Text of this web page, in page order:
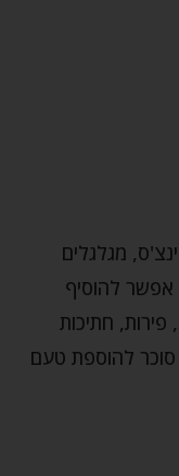
מגלגלים
אפשר להוסיף
חתיכות
להוספת טעם